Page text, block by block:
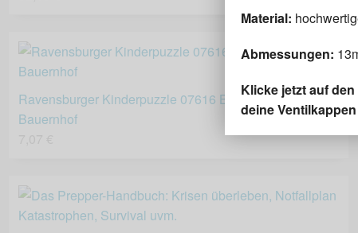
Ravensburger Kinderpuzzle 07616 Baustelle und
Bauernhof
Material:
Abmessungen:
Klicke jetzt auf
deine